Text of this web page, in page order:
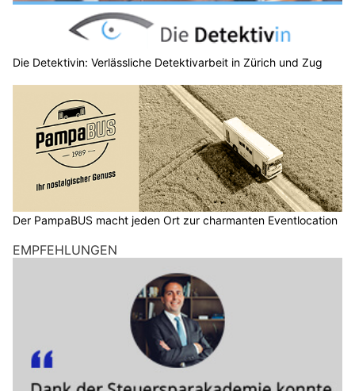
Die Detektivin: Verlässliche Detektivarbeit in Zürich und Zug
Der PampaBUS macht jeden Ort zur charmanten Eventlocation
EMPFEHLUNGEN